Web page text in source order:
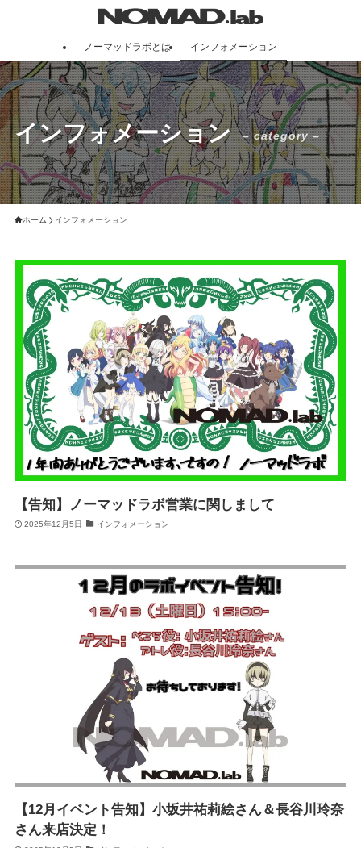
ノーマッドラボとは インフォメーション
インフォメーション – category –
ホーム インフォメーション
【告知】ノーマッドラボ営業に関しまして
2025年12月5日 インフォメーション
【12月イベント告知】小坂井祐莉絵さん＆長谷川玲奈
さん来店決定！